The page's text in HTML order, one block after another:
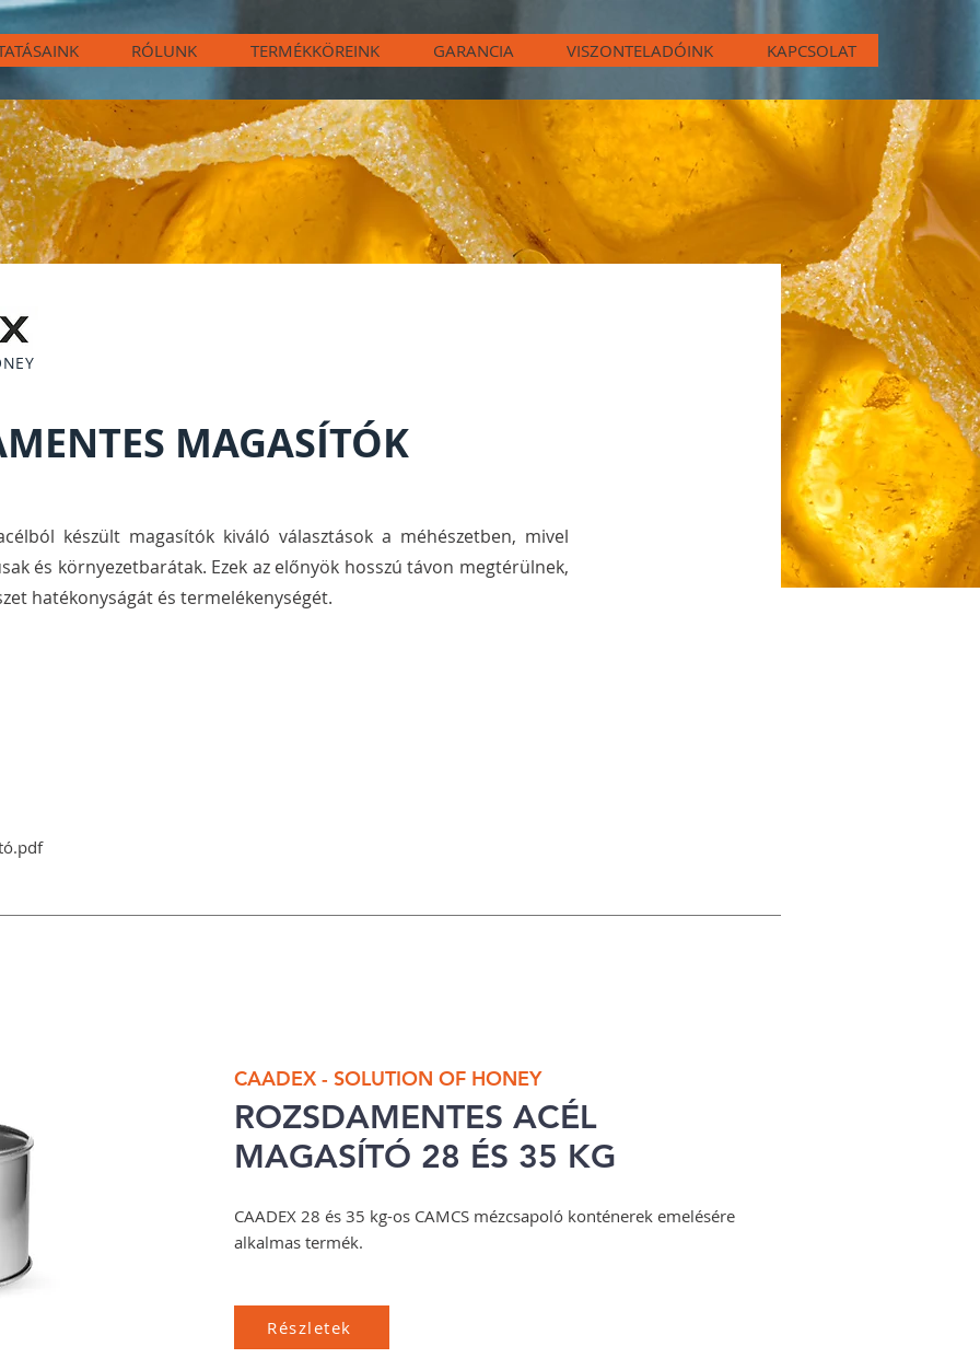
RÓLUNK TERMÉKKÖREINK GARANCIA VISZONTELADÓINK KAPCSOLAT
MAGASÍTÓK
készült magasítók kiváló választások a méhészetben, mivel
és környezetbarátak. Ezek az előnyök hosszú távon megtérülnek,
hatékonyságát és termelékenységét.
CAADEX - SOLUTION OF HONEY
ROZSDAMENTES ACÉL
MAGASÍTÓ 28 ÉS 35 KG
CAADEX 28 és 35 kg-os CAMCS mézcsapoló konténerek emelésére
alkalmas termék.
Részletek